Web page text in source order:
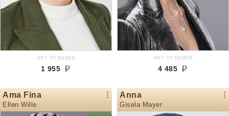
нет отзывов
1 955
нет отзывов
4 485
Ama Fina
Ellen Wille
Anna
Gisela Mayer